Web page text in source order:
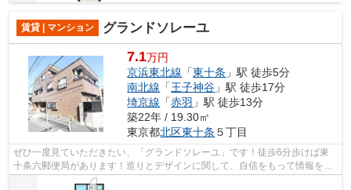
賃貸 | マンション グランドソレーユ
7.1万円
京浜東北線 「東十条 」駅 徒歩5分
南北線 「王子神谷 」駅 徒歩17分
埼京線 「赤羽 」駅 徒歩13分
築22年 / 19.30㎡
東京都北区東十条 ５丁目
ぜひ一度見ていただきたい、「グランドソレーユ」です！徒歩6分歩けば東
十条六郵便局があります！造りとデザインに関して、自信をもって情報を提
供できるマンションです！こちらの物件...